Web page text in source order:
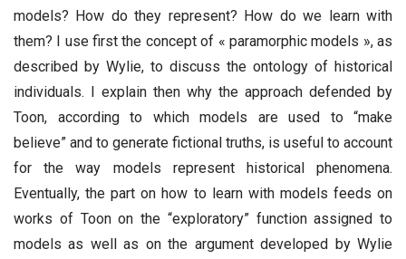
models? How do they represent? How do we learn with
them? I use first the concept of « paramorphic models », as
described by Wylie, to discuss the ontology of historical
individuals. I explain then why the approach defended by
Toon, according to which models are used to “make
believe” and to generate fictional truths, is useful to account
for the way models represent historical phenomena.
Eventually, the part on how to learn with models feeds on
works of Toon on the “exploratory” function assigned to
models as well as on the argument developed by Wylie